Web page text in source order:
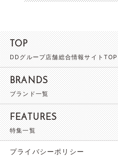
TOP
DDグループ店舗総合情報サイトTOP
BRANDS
ブランド一覧
FEATURES
特集一覧
プライバシーポリシー